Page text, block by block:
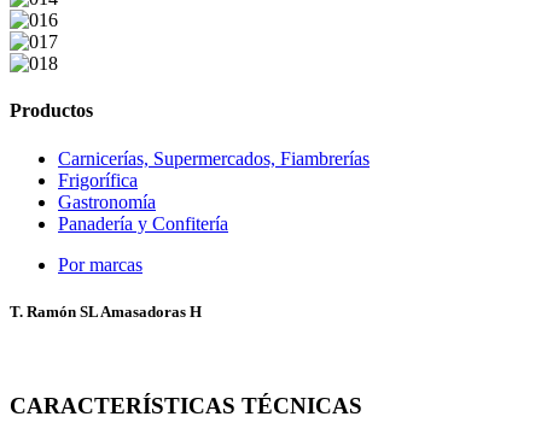
Productos
Carnicerías, Supermercados, Fiambrerías
Frigorífica
Gastronomía
Panadería y Confitería
Por marcas
T. Ramón SL Amasadoras H
CARACTERÍSTICAS TÉCNICAS